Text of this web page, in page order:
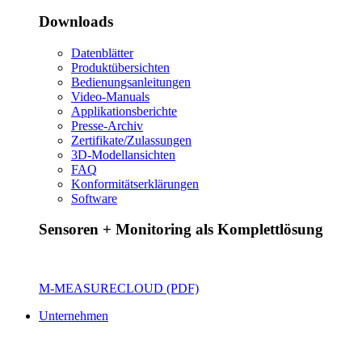
Downloads
Datenblätter
Produktübersichten
Bedienungsanleitungen
Video-Manuals
Applikationsberichte
Presse-Archiv
Zertifikate/Zulassungen
3D-Modellansichten
FAQ
Konformitätserklärungen
Software
Sensoren + Monitoring als Komplettlösung
M-MEASURECLOUD (PDF)
Unternehmen